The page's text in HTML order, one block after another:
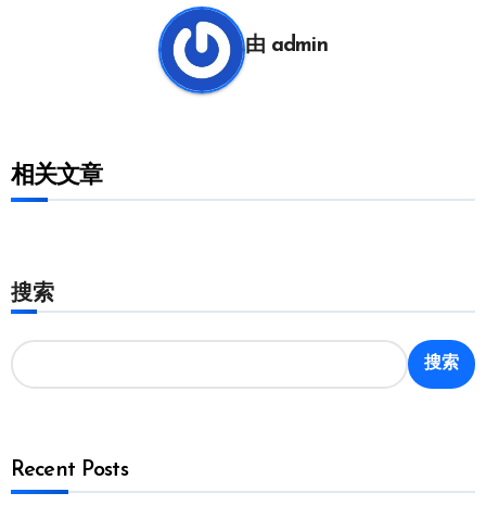
由 admin
相关文章
搜索
搜索
Recent Posts